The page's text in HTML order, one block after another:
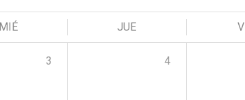
MIÉ JUE
3 4